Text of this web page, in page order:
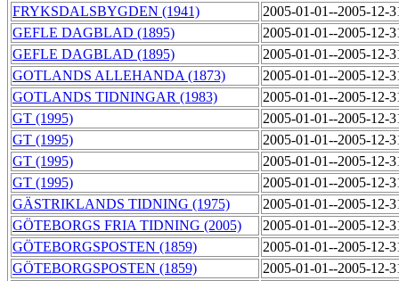
FRYKSDALSBYGDEN (1941)
2005-01-01--2005-12-
GEFLE DAGBLAD (1895)
2005-01-01--2005-12-
GEFLE DAGBLAD (1895)
2005-01-01--2005-12-
GOTLANDS ALLEHANDA (1873)
2005-01-01--2005-12-
GOTLANDS TIDNINGAR (1983)
2005-01-01--2005-12-
GT (1995)
2005-01-01--2005-12-
GT (1995)
2005-01-01--2005-12-
GT (1995)
2005-01-01--2005-12-
GT (1995)
2005-01-01--2005-12-
GÄSTRIKLANDS TIDNING (1975)
2005-01-01--2005-12-
GÖTEBORGS FRIA TIDNING (2005)
2005-01-01--2005-12-
GÖTEBORGSPOSTEN (1859)
2005-01-01--2005-12-
GÖTEBORGSPOSTEN (1859)
2005-01-01--2005-12-